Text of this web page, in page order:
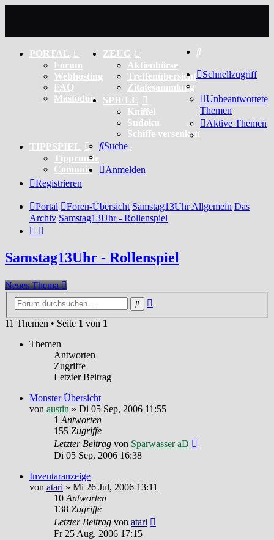
PORTAL
Forum
Webhosting
FAQ
Mastodon
ZEUG
Aktienbörse
Treffenübersicht
Zitatesammlung
SPIELE
Kniffel
Sudoku
Schiffe versenken
TIPPSPIEL
Tipprunde
Comunio
Schnellzugriff
Unbeantwortete
Themen
Aktive Themen
Suche
Anmelden
Registrieren
Portal Foren-Übersicht Samstag13Uhr Allgemein Das
Archiv Samstag13Uhr - Rollenspiel
Samstag13Uhr - Rollenspiel
Neues Thema
Suche
11 Themen • Seite 1 von 1
Themen
Antworten
Zugriffe
Letzter Beitrag
Monster Übersicht
von austin » Di 05 Sep, 2006 11:55
1Antworten
155 Zugriffe
Letzter Beitrag von Sparwasser aD
Di 05 Sep, 2006 16:38
Inventaranzeige
von atari » Mi 26 Jul, 2006 13:11
10Antworten
138 Zugriffe
Letzter Beitrag von atari
Fr 25 Aug, 2006 17:15